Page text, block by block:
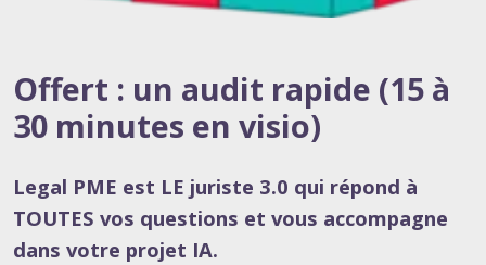
Offert : un audit rapide (15 à
30 minutes en visio)
Legal PME est LE juriste 3.0 qui répond à
TOUTES vos questions et vous accompagne
dans votre projet IA.